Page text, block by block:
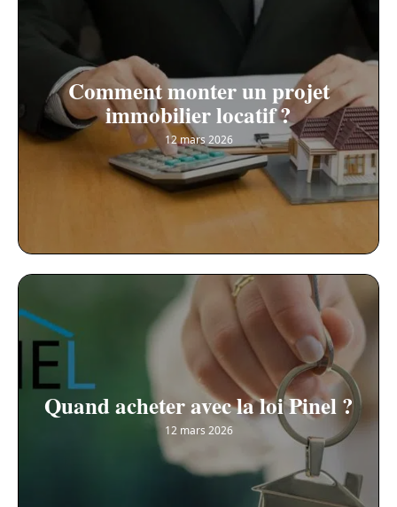
Comment monter un projet
immobilier locatif ?
12 mars 2026
Quand acheter avec la loi Pinel ?
12 mars 2026